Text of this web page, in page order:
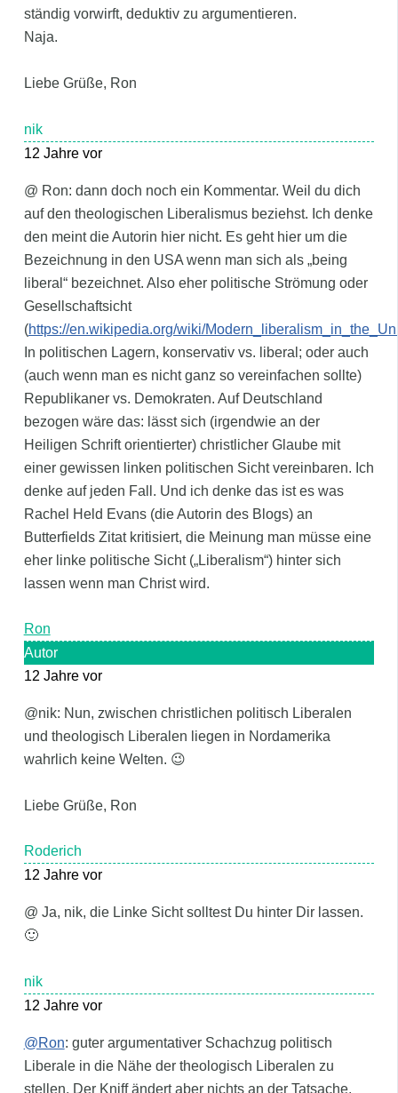
ständig vorwirft, deduktiv zu argumentieren.
Naja.
Liebe Grüße, Ron
nik
12 Jahre vor
@ Ron: dann doch noch ein Kommentar. Weil du dich
auf den theologischen Liberalismus beziehst. Ich denke
den meint die Autorin hier nicht. Es geht hier um die
Bezeichnung in den USA wenn man sich als „being
liberal“ bezeichnet. Also eher politische Strömung oder
Gesellschaftsicht
(https://en.wikipedia.org/wiki/
In politischen Lagern, konservativ vs. liberal; oder auch
(auch wenn man es nicht ganz so vereinfachen sollte)
Republikaner vs. Demokraten. Auf Deutschland
bezogen wäre das: lässt sich (irgendwie an der
Heiligen Schrift orientierter) christlicher Glaube mit
einer gewissen linken politischen Sicht vereinbaren. Ich
denke auf jeden Fall. Und ich denke das ist es was
Rachel Held Evans (die Autorin des Blogs) an
Butterfields Zitat kritisiert, die Meinung man müsse eine
eher linke politische Sicht („Liberalism“) hinter sich
lassen wenn man Christ wird.
Ron
Autor
12 Jahre vor
@nik: Nun, zwischen christlichen politisch Liberalen
und theologisch Liberalen liegen in Nordamerika
wahrlich keine Welten. 😉
Liebe Grüße, Ron
Roderich
12 Jahre vor
@ Ja, nik, die Linke Sicht solltest Du hinter Dir lassen.
🙂
nik
12 Jahre vor
@Ron: guter argumentativer Schachzug politisch
Liberale in die Nähe der theologisch Liberalen zu
stellen. Der Kniff ändert aber nichts an der Tatsache,